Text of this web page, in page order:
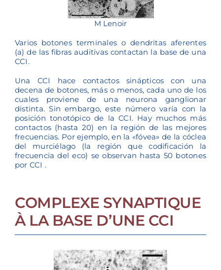
M Lenoir
Varios botones terminales o dendritas aferentes
(a) de las fibras auditivas contactan la base de una
CCI.
Una CCI hace contactos sinápticos con una
decena de botones, más o menos, cada uno de los
cuales proviene de una neurona ganglionar
distinta. Sin embargo, este número varía con la
posición tonotópico de la CCI. Hay muchos más
contactos (hasta 20) en la región de las mejores
frecuencias. Por ejemplo, en la «fóvea» de la cóclea
del murciélago (la región que codificación la
frecuencia del eco) se observan hasta 50 botones
por CCI .
COMPLEXE SYNAPTIQUE
À LA BASE D’UNE CCI